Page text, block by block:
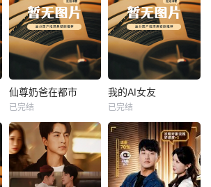
热播
未知
仙尊奶爸在都市
已完结
热播
我的AI女友
未知
我的AI女友
已完结